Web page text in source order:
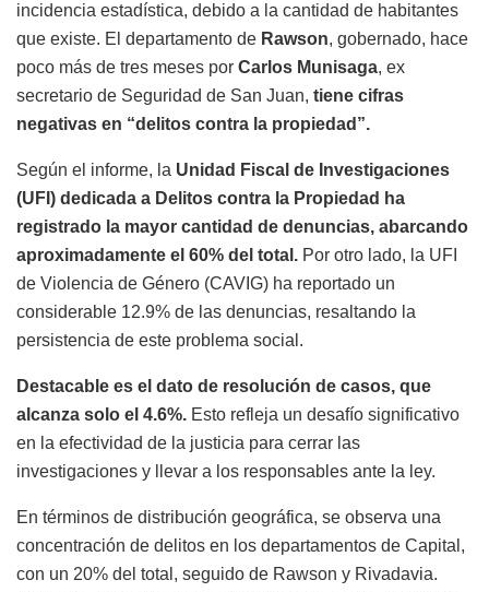
incidencia estadística, debido a la cantidad de habitantes
que existe. El departamento de Rawson, gobernado, hace
poco más de tres meses por Carlos Munisaga, ex
secretario de Seguridad de San Juan, tiene cifras
negativas en “delitos contra la propiedad”.
Según el informe, la Unidad Fiscal de Investigaciones
(UFI) dedicada a Delitos contra la Propiedad ha
registrado la mayor cantidad de denuncias, abarcando
aproximadamente el 60% del total. Por otro lado, la UFI
de Violencia de Género (CAVIG) ha reportado un
considerable 12.9% de las denuncias, resaltando la
persistencia de este problema social.
Destacable es el dato de resolución de casos, que
alcanza solo el 4.6%. Esto refleja un desafío significativo
en la efectividad de la justicia para cerrar las
investigaciones y llevar a los responsables ante la ley.
En términos de distribución geográfica, se observa una
concentración de delitos en los departamentos de Capital,
con un 20% del total, seguido de Rawson y Rivadavia.